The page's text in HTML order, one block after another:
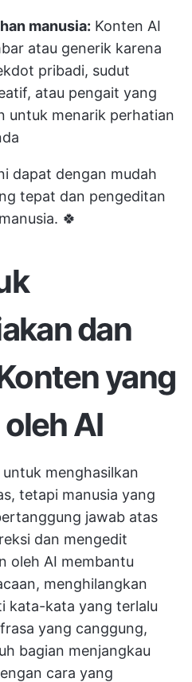
manusia: Konten AI
atau generik karena
pribadi, sudut
atau pengait yang
untuk menarik perhatian
dapat dengan mudah
tepat dan pengeditan
🍀
dan
yang
AI
menghasilkan
tetapi manusia yang
jawab atas
dan mengedit
oleh AI membantu
menghilangkan
kata-kata yang terlalu
yang canggung,
bagian menjangkau
cara yang